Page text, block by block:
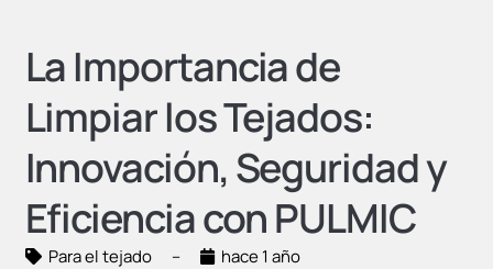
La Importancia de
Limpiar los Tejados:
Innovación, Seguridad y
Eficiencia con PULMIC
Para el tejado – hace 1 año